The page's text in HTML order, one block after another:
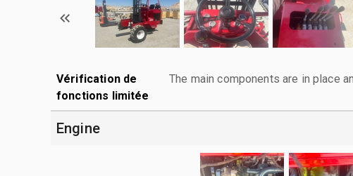
Vérification de
fonctions limitée
The main components are in place
Engine